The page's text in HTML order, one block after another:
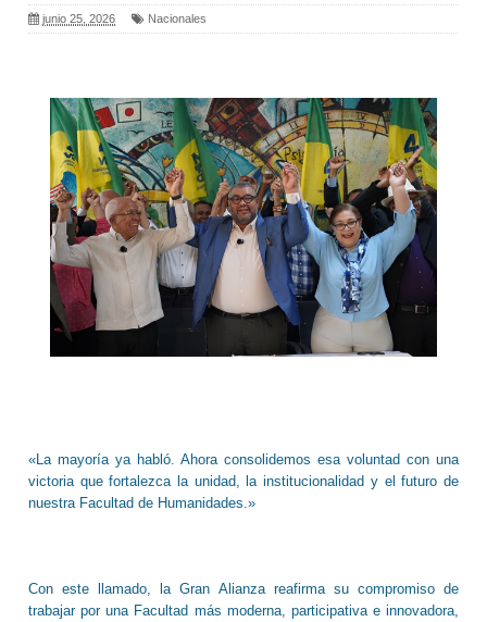
junio 25, 2026 Nacionales
«La mayoría ya habló. Ahora consolidemos esa voluntad con una
victoria que fortalezca la unidad, la institucionalidad y el futuro de
nuestra Facultad de Humanidades.»
Con este llamado, la Gran Alianza reafirma su compromiso de
trabajar por una Facultad más moderna, participativa e innovadora,